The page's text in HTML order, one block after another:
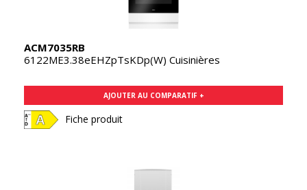
ACM7035RB
6122ME3.38eEHZpTsKDp(W) Cuisinières
AJOUTER AU COMPARATIF +
Fiche produit